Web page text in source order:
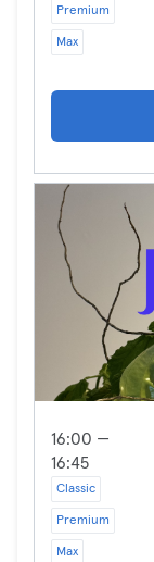
Premium
Max
16:00 —
16:45
Classic
Premium
Max